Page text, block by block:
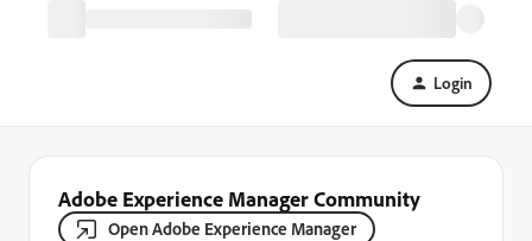
Login
Adobe Experience Manager Community
Open Adobe Experience Manager